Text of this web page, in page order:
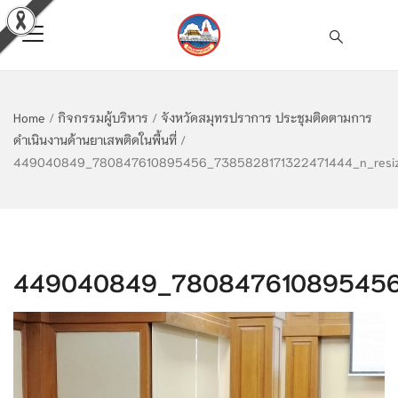
Home / กิจกรรมผู้บริหาร / จังหวัดสมุทรปราการ ประชุมติดตามการ
ดำเนินงานด้านยาเสพติดในพื้นที่ /